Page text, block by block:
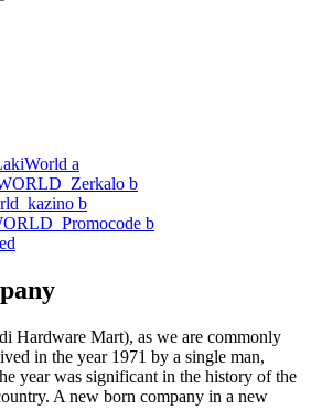
a
b
b
b
Hardware Mart), as we are commonly
in the year 1971 by a single man,
year was significant in the history of the
A new born company in a new